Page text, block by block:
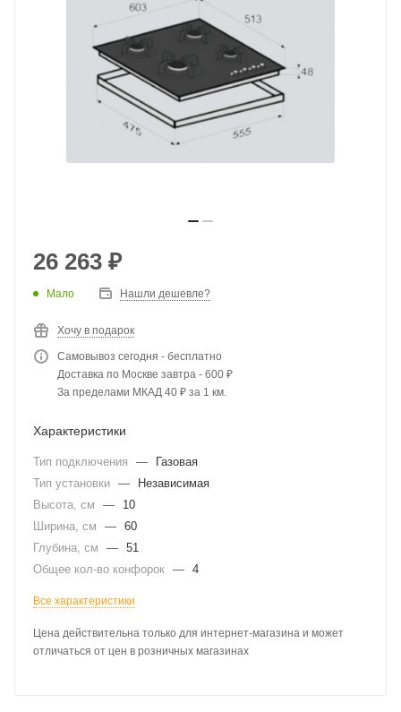
26 263 ₽
Мало Нашли дешевле?
Хочу в подарок
Самовывоз сегодня - бесплатно
Доставка по Москве завтра - 600 ₽
За пределами МКАД 40 ₽ за 1 км.
Характеристики
Тип подключения —
Газовая
Тип установки —
Независимая
Высота, см
—
10
Ширина, см
— 60
Глубина, см
— 51
Общее кол-во конфорок — 4
Все характеристики
Цена действительна только для интернет-магазина и может
отличаться от цен в розничных магазинах